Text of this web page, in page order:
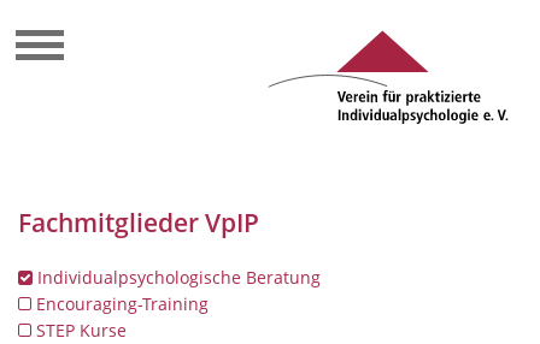
Fachmitglieder VpIP
Individualpsychologische Beratung
Encouraging-Training
STEP Kurse